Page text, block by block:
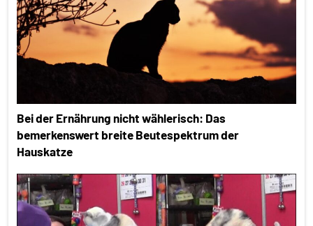
Bei der Ernährung nicht wählerisch: Das
bemerkenswert breite Beutespektrum der
Hauskatze